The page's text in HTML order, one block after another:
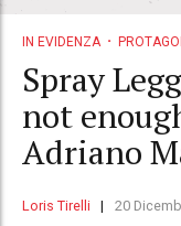
IN EVIDENZA
Spray
not
Adriano
Loris Tirelli 20